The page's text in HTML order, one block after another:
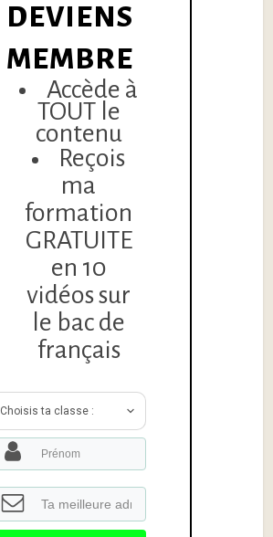
DEVIENS
MEMBRE
Accède à
TOUT le
contenu
Reçois
ma
formation
GRATUITE
en 10
vidéos sur
le bac de
français
Choisis ta classe :